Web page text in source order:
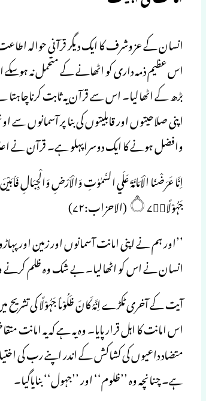
انسان کے عزوشرف کا ایک دیگر قرآنی حوالہ
اس عظیم ذمہ داری کو اٹھانے کے متحمل نہ
بڑھ کے اٹھالیا۔ اس سے قرآن یہ ثابت
اپنی صلاحیتوں اور قابلیتوں کی بنا پر
وافضل ہونے کا ایک دوسراپہلو ہے۔ قرآن نے
جَہُوْلًا۝۷۲ۙ (الاحزاب:۷۲)
’’اور ہم نے اپنی امانت آسمانوں اور زمین
انسان نے اس کو اٹھالیا۔ بے شک وہ ظلم
آیت کے آخری ٹکڑے اِنَّہُ کَانَ ظَلُوْماً جَہُوْلًا کی تشریح
اس امانت کا اہل قرار پایا۔ وہ یہ ہے کہ یہ
متضاد داعیوں کی کشاکش کے اندر اپنے رب کی
ہے۔ چنانچہ وہ ’’ظلوم‘‘ اور ’’جہول‘‘ بنایاگیا۔